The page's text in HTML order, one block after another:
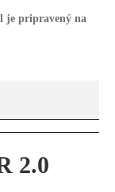
je pripravený na
2.0